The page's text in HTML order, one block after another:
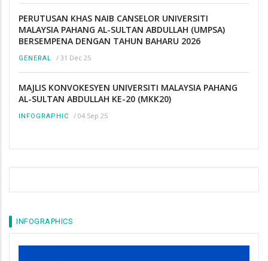
PERUTUSAN KHAS NAIB CANSELOR UNIVERSITI
MALAYSIA PAHANG AL-SULTAN ABDULLAH (UMPSA)
BERSEMPENA DENGAN TAHUN BAHARU 2026
GENERAL / 31 Dec 25
MAJLIS KONVOKESYEN UNIVERSITI MALAYSIA PAHANG
AL-SULTAN ABDULLAH KE-20 (MKK20)
INFOGRAPHIC / 04 Sep 25
INFOGRAPHICS